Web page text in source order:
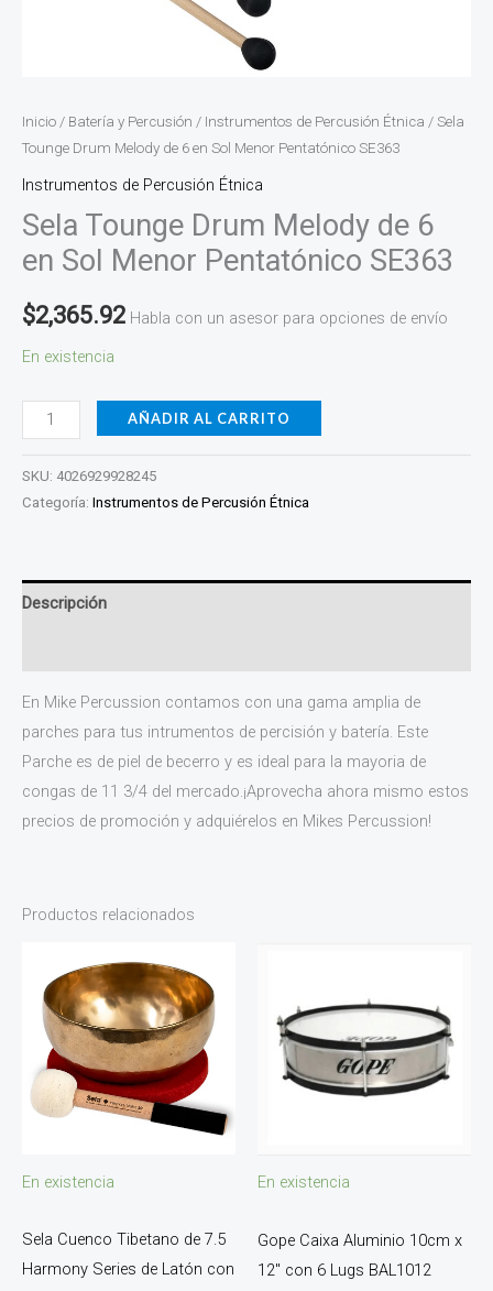
Inicio / Batería y Percusión / Instrumentos de Percusión Étnica / Sela
Tounge Drum Melody de 6 en Sol Menor Pentatónico SE363
Instrumentos de Percusión Étnica
Sela Tounge Drum Melody de 6
en Sol Menor Pentatónico SE363
$2,365.92 Habla con un asesor para opciones de envío
En existencia
AÑADIR AL CARRITO
SKU: 4026929928245
Categoría: Instrumentos de Percusión Étnica
Descripción
En Mike Percussion contamos con una gama amplia de
parches para tus intrumentos de percisión y batería. Este
Parche es de piel de becerro y es ideal para la mayoria de
congas de 11 3/4 del mercado.¡Aprovecha ahora mismo estos
precios de promoción y adquiérelos en Mikes Percussion!
Productos relacionados
En existencia
Sela Cuenco Tibetano de 7.5
Harmony Series de Latón con
En existencia
Gope Caixa Aluminio 10cm x
12″ con 6 Lugs BAL1012